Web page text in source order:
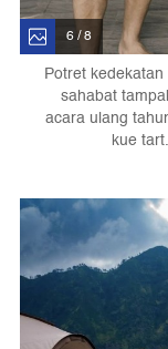
6 / 8
Potret
sahabat
acara ulang
kue